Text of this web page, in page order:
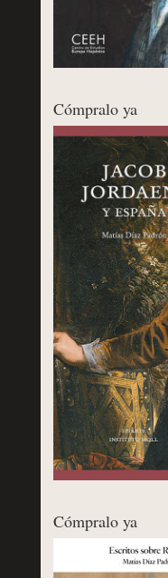
Cómpralo ya
Cómpralo ya